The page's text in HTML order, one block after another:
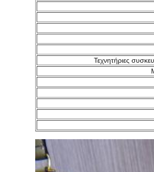
Τεχνητήριες